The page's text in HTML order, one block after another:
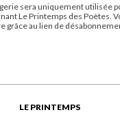
sera uniquement utilisée
Le Printemps des Poètes.
grâce au lien de
LE PRINTEMPS